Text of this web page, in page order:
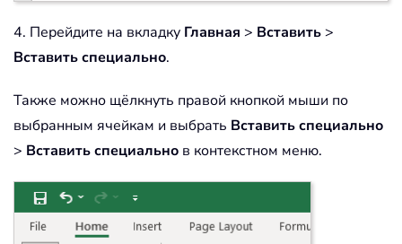
4. Перейдите на вкладку Главная > Вставить >
Вставить специально.
Также можно щёлкнуть правой кнопкой мыши по
выбранным ячейкам и выбрать Вставить специально
> Вставить специально в контекстном меню.